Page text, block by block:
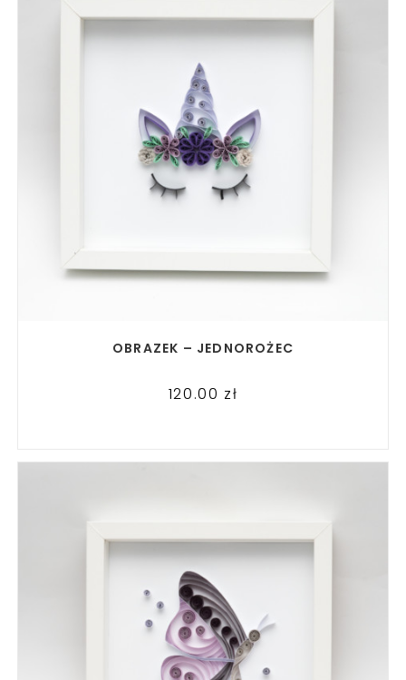
OBRAZEK – JEDNOROŻEC
120.00 zł